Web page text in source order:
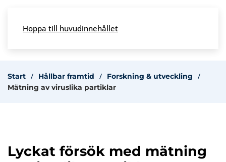
Skip to main content
Hoppa till huvudinnehållet
Start Hållbar framtid
Forskning & utveckling
Mätning av viruslika partiklar
Lyckat försök med mätning